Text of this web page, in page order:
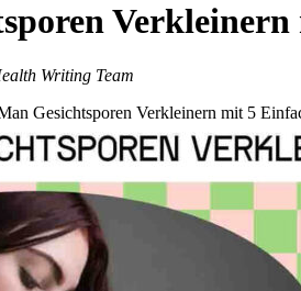
Writing Team
Gesichtsporen Verkleinern mit 5